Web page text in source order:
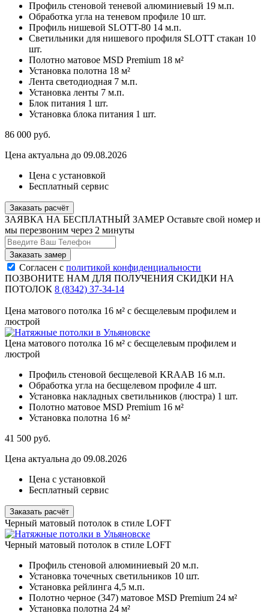
Профиль стеновой теневой алюминиевый 19 м.п.
Обработка угла на теневом профиле 10 шт.
Профиль нишевой SLOTT-80 14 м.п.
Светильники для нишевого профиля SLOTT стакан 10
шт.
Полотно матовое MSD Premium 18 м²
Установка полотна 18 м²
Лента светодиодная 7 м.п.
Установка ленты 7 м.п.
Блок питания 1 шт.
Установка блока питания 1 шт.
86 000 руб.
Цена актуальна до 09.08.2026
Цена с установкой
Бесплатный сервис
Заказать расчёт
ЗАЯВКА НА БЕСПЛАТНЫЙ ЗАМЕР Оставьте свой номер и
мы перезвоним через 2 минуты
Согласен с политикой конфиденциальности
ПОЗВОНИТЕ НАМ ДЛЯ ПОЛУЧЕНИЯ СКИДКИ НА
ПОТОЛОК 8 (8342) 37-34-14
Цена матового потолка 16 м² с бесщелевым профилем и
люстрой
Цена матового потолка 16 м² с бесщелевым профилем и
люстрой
Профиль стеновой бесщелевой KRAAB 16 м.п.
Обработка угла на бесщелевом профиле 4 шт.
Установка накладных светильников (люстра) 1 шт.
Полотно матовое MSD Premium 16 м²
Установка полотна 16 м²
41 500 руб.
Цена актуальна до 09.08.2026
Цена с установкой
Бесплатный сервис
Заказать расчёт
Черный матовый потолок в стиле LOFT
Черный матовый потолок в стиле LOFT
Профиль стеновой алюминиевый 20 м.п.
Установка точечных светильников 10 шт.
Установка рейлинга 4,5 м.п.
Полотно черное (347) матовое MSD Premium 24 м²
Установка полотна 24 м²